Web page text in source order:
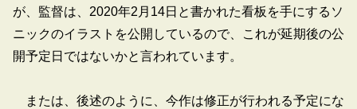
が、監督は、2020年2月14日と書かれた看板を手にするソ
ニックのイラストを公開しているので、これが延期後の公
開予定日ではないかと言われています。
または、後述のように、今作は修正が行われる予定にな